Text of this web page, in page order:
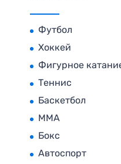
Футбол
Хоккей
Фигурное
Теннис
Баскетбол
MMA
Бокс
Автоспорт